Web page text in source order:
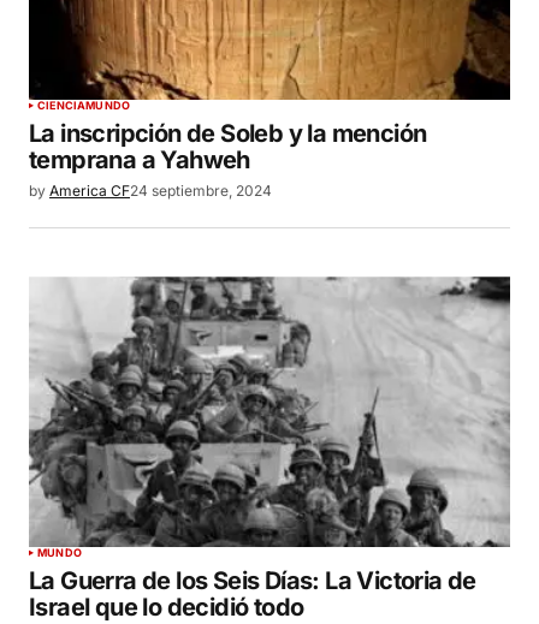
CIENCIAMUNDO
La inscripción de Soleb y la mención
temprana a Yahweh
by America CF24 septiembre, 2024
MUNDO
La Guerra de los Seis Días: La Victoria de
Israel que lo decidió todo